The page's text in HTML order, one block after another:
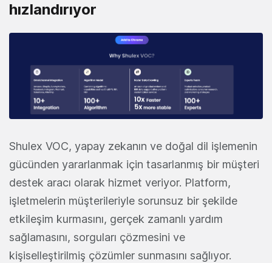
hızlandırıyor
Shulex VOC, yapay zekanın ve doğal dil işlemenin
gücünden yararlanmak için tasarlanmış bir müşteri
destek aracı olarak hizmet veriyor. Platform,
işletmelerin müşterileriyle sorunsuz bir şekilde
etkileşim kurmasını, gerçek zamanlı yardım
sağlamasını, sorguları çözmesini ve
kişiselleştirilmiş çözümler sunmasını sağlıyor.